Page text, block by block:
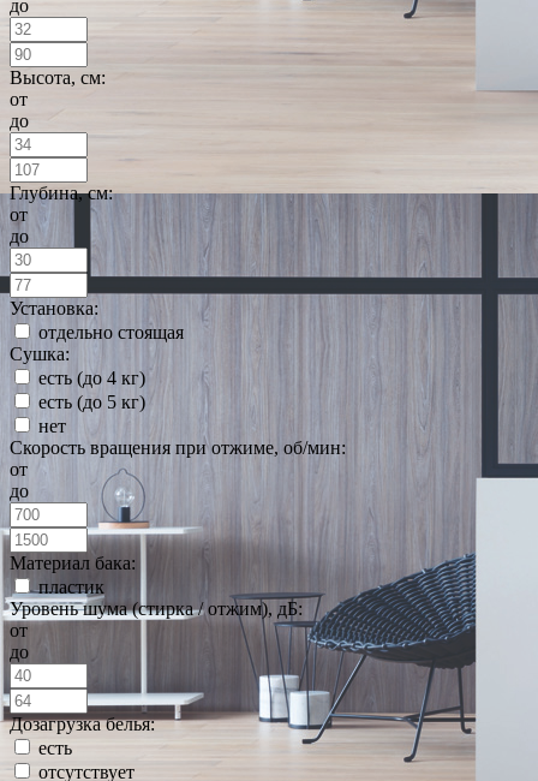
до
Высота, см:
от
до
Глубина, см:
от
до
Установка:
отдельно стоящая
Сушка:
есть (до 4 кг)
есть (до 5 кг)
нет
Скорость вращения при отжиме, об/мин:
от
до
Материал бака:
пластик
Уровень шума (стирка / отжим), дБ:
от
до
Дозагрузка белья:
есть
отсутствует